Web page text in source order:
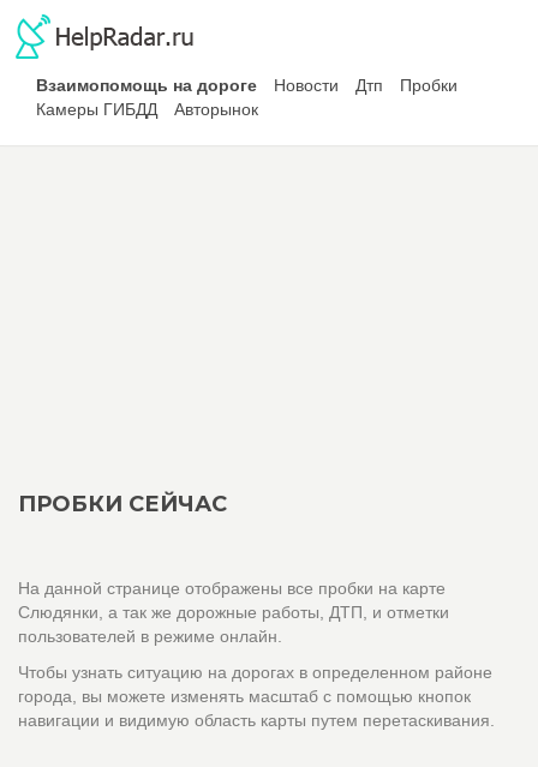
Взаимопомощь на дороге Новости Дтп
Пробки
Камеры ГИБДД
Авторынок
ПРОБКИ СЕЙЧАС
На данной странице отображены все пробки на карте
Слюдянки, а так же дорожные работы, ДТП, и отметки
пользователей в режиме онлайн.
Чтобы узнать ситуацию на дорогах в определенном районе
города, вы можете изменять масштаб с помощью кнопок
навигации и видимую область карты путем перетаскивания.